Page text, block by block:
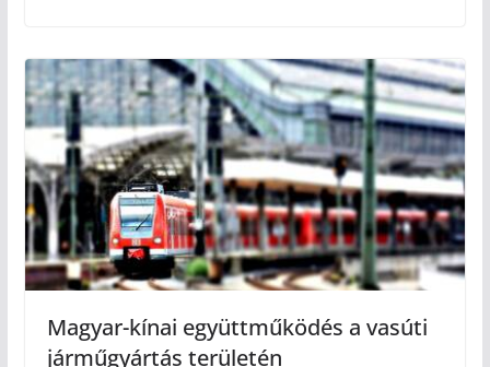
Magyar-kínai együttműködés a vasúti
járműgyártás területén